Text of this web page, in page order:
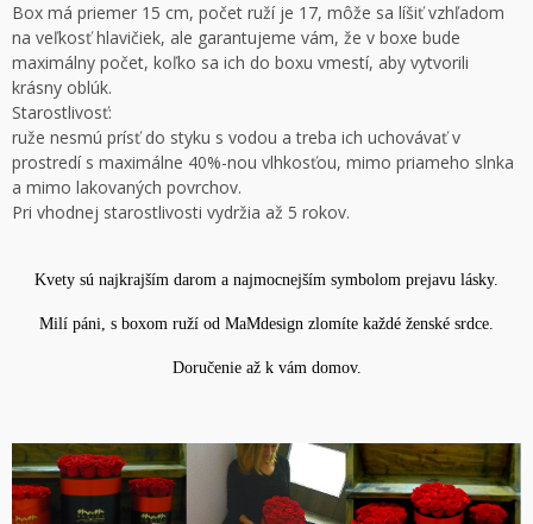
Box má priemer 15 cm, počet ruží je 17, môže sa líšiť vzhľadom
na veľkosť hlavičiek, ale garantujeme vám, že v boxe bude
maximálny počet, koľko sa ich do boxu vmestí, aby vytvorili
krásny oblúk.
Starostlivosť:
ruže nesmú prísť do styku s vodou a treba ich uchovávať v
prostredí s maximálne 40%-nou vlhkosťou, mimo priameho slnka
a mimo lakovaných povrchov.
Pri vhodnej starostlivosti vydržia až 5 rokov.
Kvety sú najkrajším darom a najmocnejším symbolom prejavu lásky.
Milí páni, s boxom ruží od MaMdesign zlomíte každé ženské srdce.
Doručenie až k vám domov.